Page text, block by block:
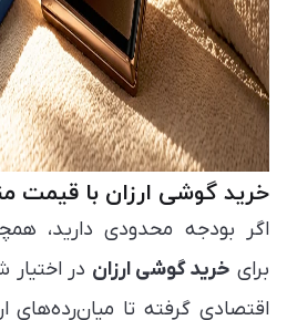
خرید گوشی ارزان با قیمت
اگر بودجه محدودی دارید،
برای خرید گوشی ارزان در اختیار
اقتصادی گرفته تا میان‌رده‌های